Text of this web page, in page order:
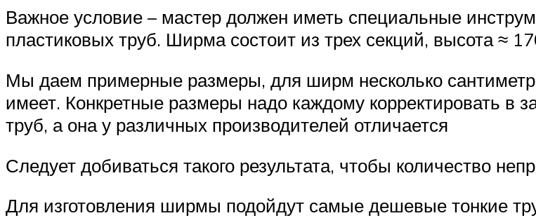
Важное условие – мастер должен иметь специальные
пластиковых труб. Ширма состоит из трех секций, высота ≈
Мы даем примерные размеры, для ширм несколько
имеет. Конкретные размеры надо каждому корректировать в
труб, а она у различных производителей отличается
Следует добиваться такого результата, чтобы количество
Для изготовления ширмы подойдут самые дешевые тонкие